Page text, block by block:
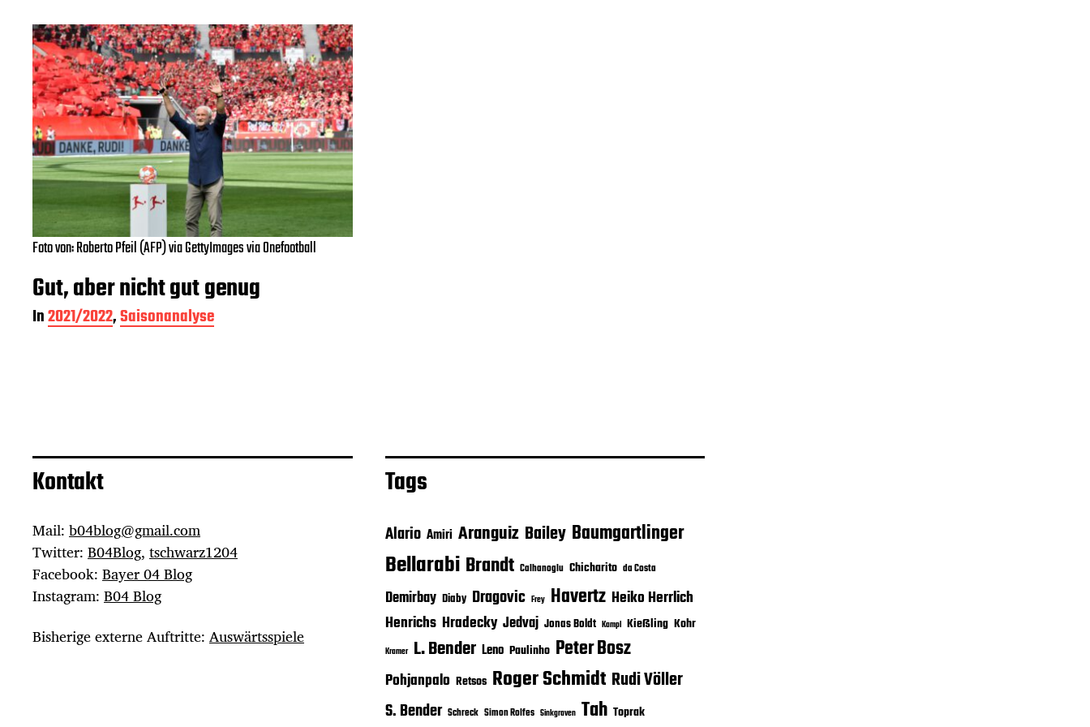
Foto von: Roberto Pfeil (AFP) via GettyImages via Onefootball
Gut, aber nicht gut genug
In2021/2022,Saisonanalyse
Kontakt
Mail: b04blog@gmail.com
Twitter: B04Blog, tschwarz1204
Facebook: Bayer 04 Blog
Instagram: B04 Blog
Bisherige externe Auftritte: Auswärtsspiele
Tags
Alario Amiri Aranguiz Bailey Baumgartlinger
Bellarabi Brandt Calhanoglu Chicharito da Costa
Demirbay Diaby Dragovic Frey Havertz Heiko Herrlich
Henrichs Hradecky Jedvaj Jonas Boldt Kampl Kießling Kohr
Kramer L. Bender Leno Paulinho Peter Bosz
Pohjanpalo Retsos Roger Schmidt Rudi Völler
S. Bender Schreck Simon Rolfes Sinkgraven Tah Toprak